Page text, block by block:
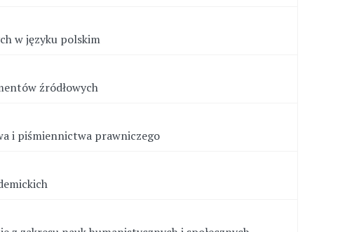
w języku polskim
źródłowych
i piśmiennictwa prawniczego